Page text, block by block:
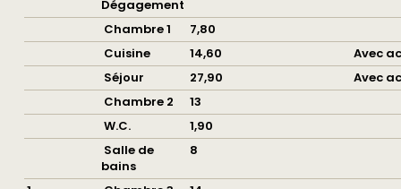
Dégagement
Chambre 1
7,80
Cuisine
14,60
Avec
Séjour
27,90
Avec
Chambre 2
13
W.C.
1,90
Salle de
bains
8